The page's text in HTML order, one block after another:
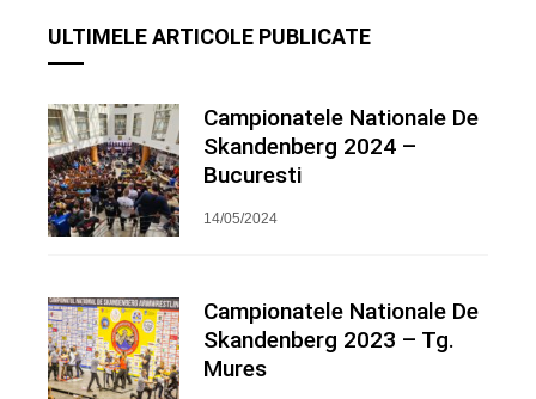
ULTIMELE ARTICOLE PUBLICATE
Campionatele Nationale De
Skandenberg 2024 –
Bucuresti
14/05/2024
Campionatele Nationale De
Skandenberg 2023 – Tg.
Mures